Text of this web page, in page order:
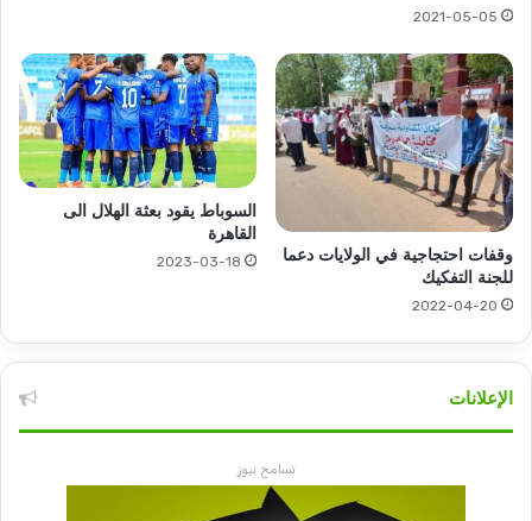
2021-05-05
وقفات احتجاجية في الولايات دعما
للجنة التفكيك
2022-04-20
السوباط يقود بعثة الهلال الى
القاهرة
2023-03-18
الإعلانات
تسامح نيوز